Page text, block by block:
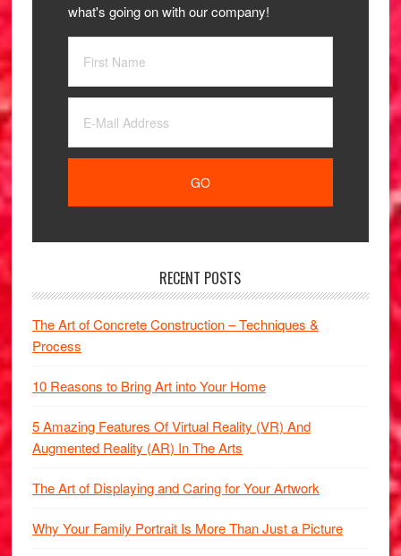
what's going on with our company!
RECENT POSTS
The Art of Concrete Construction – Techniques &
Process
10 Reasons to Bring Art into Your Home
5 Amazing Features Of Virtual Reality (VR) And
Augmented Reality (AR) In The Arts
The Art of Displaying and Caring for Your Artwork
Why Your Family Portrait Is More Than Just a Picture